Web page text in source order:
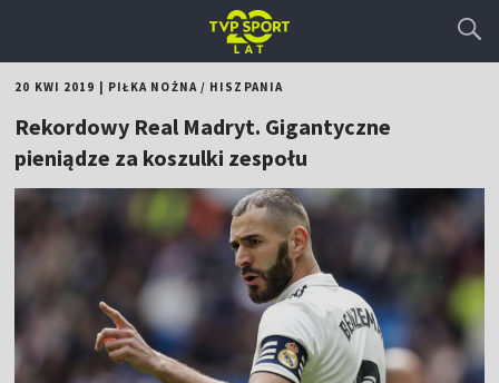
20 KWI 2019 PIŁKA NOŻNA/ HISZPANIA
Rekordowy Real Madryt. Gigantyczne
pieniądze za koszulki zespołu